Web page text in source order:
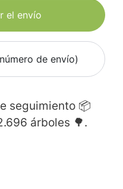
el envío
de envío)
seguimiento 📦
árboles 🌳.